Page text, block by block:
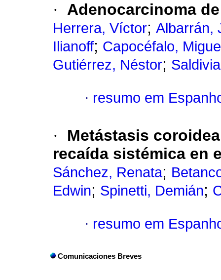
· Adenocarcinoma
Herrera, Víctor; Albarrán,
Ilianoff; Capocéfalo,
Gutiérrez, Néstor;
· resumo em
·
Metástasis
recaída sistémica en
Sánchez, Renata;
Edwin; Spinetti, Demián;
· resumo em
Comunicaciones Breves